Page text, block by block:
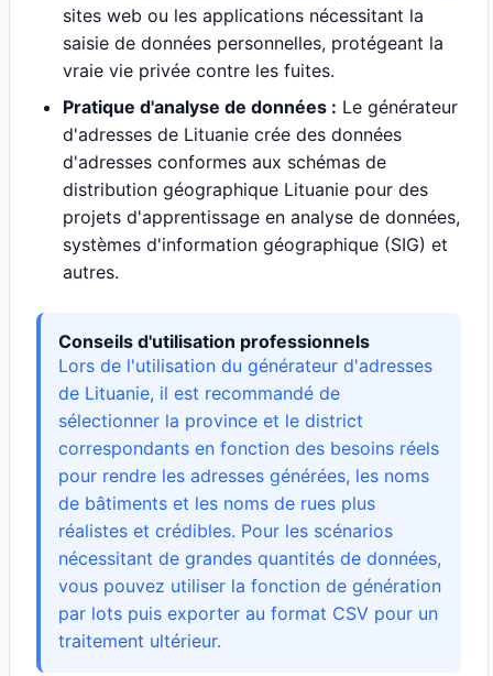
sites web ou les applications nécessitant la
saisie de données personnelles, protégeant la
vraie vie privée contre les fuites.
Pratique d'analyse de données : Le générateur
d'adresses de Lituanie crée des données
d'adresses conformes aux schémas de
distribution géographique Lituanie pour des
projets d'apprentissage en analyse de données,
systèmes d'information géographique (SIG) et
autres.
Conseils d'utilisation professionnels
Lors de l'utilisation du générateur d'adresses
de Lituanie, il est recommandé de
sélectionner la province et le district
correspondants en fonction des besoins réels
pour rendre les adresses générées, les noms
de bâtiments et les noms de rues plus
réalistes et crédibles. Pour les scénarios
nécessitant de grandes quantités de données,
vous pouvez utiliser la fonction de génération
par lots puis exporter au format CSV pour un
traitement ultérieur.